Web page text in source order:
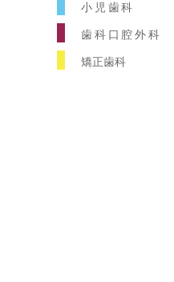
小児歯科
歯科口腔外科
矯正歯科